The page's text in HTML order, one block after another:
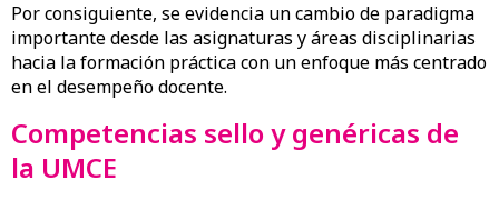
Por consiguiente, se evidencia un cambio de paradigma
importante desde las asignaturas y áreas disciplinarias
hacia la formación práctica con un enfoque más centrado
en el desempeño docente.
Competencias sello y genéricas de
la UMCE